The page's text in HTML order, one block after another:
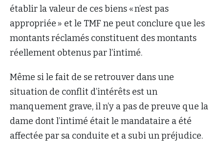
établir la valeur de ces biens « n’est pas
appropriée » et le TMF ne peut conclure que les
montants réclamés constituent des montants
réellement obtenus par l’intimé.
Même si le fait de se retrouver dans une
situation de conflit d’intérêts est un
manquement grave, il n’y a pas de preuve que la
dame dont l’intimé était le mandataire a été
affectée par sa conduite et a subi un préjudice.